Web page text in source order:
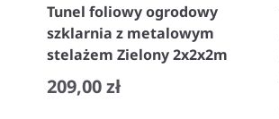
Tunel foliowy ogrodowy
szklarnia z metalowym
stelażem Zielony 2x2x2m
209,00 zł